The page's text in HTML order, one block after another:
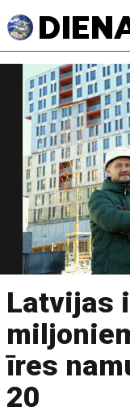
Latvijas
īres
20